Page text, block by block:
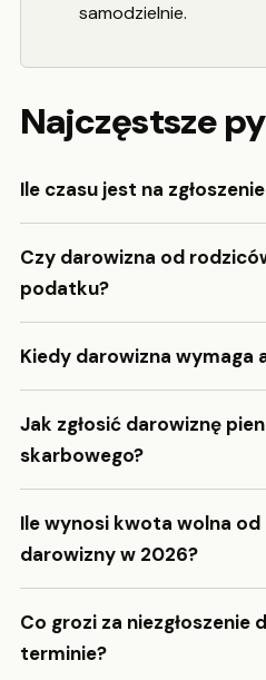
samodzielnie.
Najczęstsze
Ile czasu jest na
Czy darowizna od
podatku?
Kiedy darowizna wymaga
Jak zgłosić darowiznę
skarbowego?
Ile wynosi kwota wolna
darowizny w 2026?
Co grozi za niezgłoszenie
terminie?